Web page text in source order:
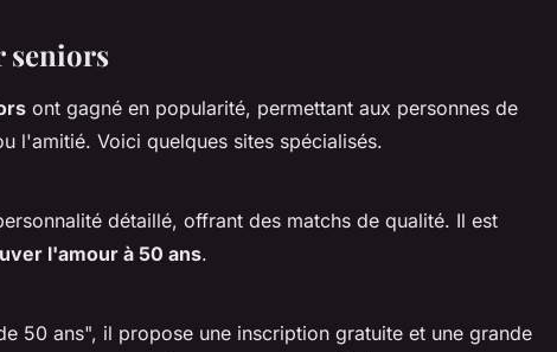
seniors
ont gagné en popularité, permettant aux personnes de
l'amitié. Voici quelques sites spécialisés.
détaillé, offrant des matchs de qualité. Il est
l'amour à 50 ans.
50 ans", il propose une inscription gratuite et une grande